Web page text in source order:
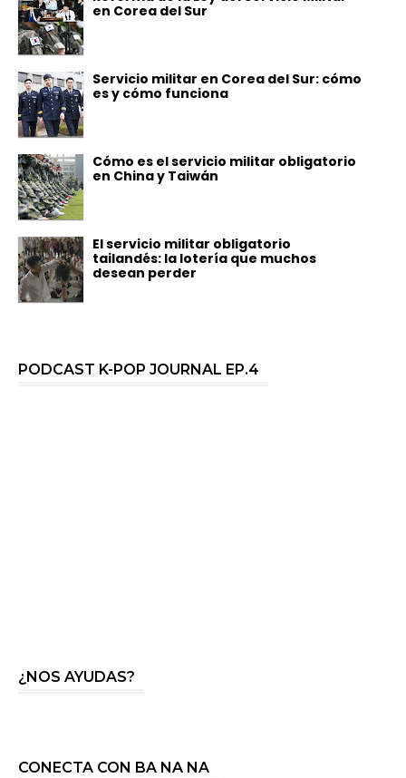
en Corea del Sur
Servicio militar en Corea del Sur: cómo
es y cómo funciona
Cómo es el servicio militar obligatorio
en China y Taiwán
El servicio militar obligatorio
tailandés: la lotería que muchos
desean perder
PODCAST K-POP JOURNAL EP.4
¿NOS AYUDAS?
CONECTA CON BA NA NA